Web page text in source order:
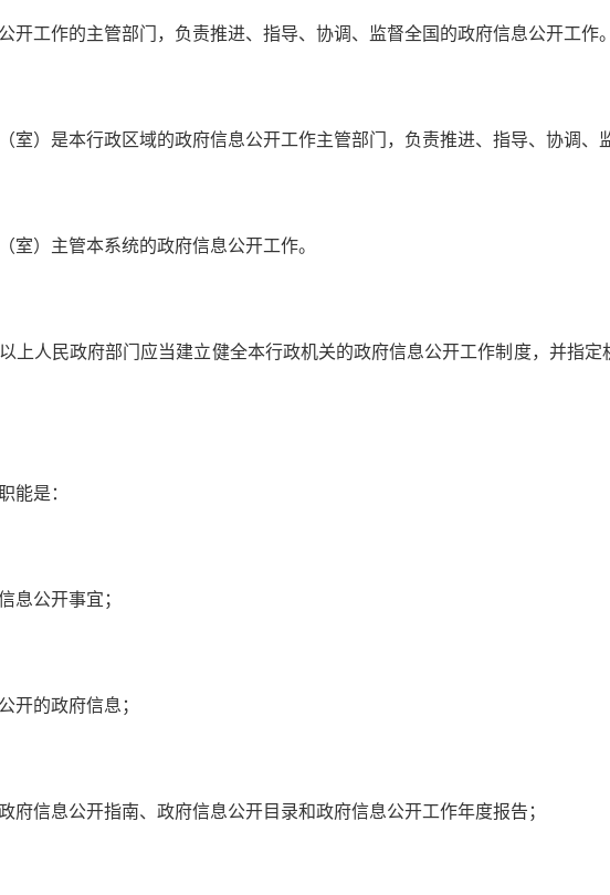
工作的主管部门，负责推进、指导、协调、监督全国的政府信息公开工作
）是本行政区域的政府信息公开工作主管部门，负责推进、指导、协调、
）主管本系统的政府信息公开工作。
民政府部门应当建立健全本行政机关的政府信息公开工作制度，并指定
是：
公开事宜；
的政府信息；
信息公开指南、政府信息公开目录和政府信息公开工作年度报告；